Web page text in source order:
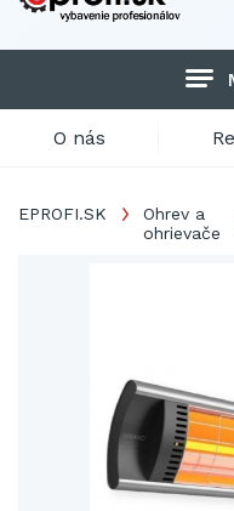
O nás
EPROFI.SK
Ohrev a
ohrievače